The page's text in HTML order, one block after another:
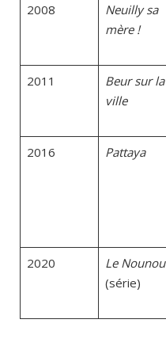
2008
Neuilly sa
mère !
2011
Beur sur la
ville
2016
Pattaya
2020
Le Nounou
(série)